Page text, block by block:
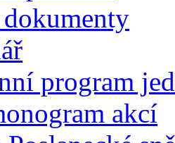
program
akcí